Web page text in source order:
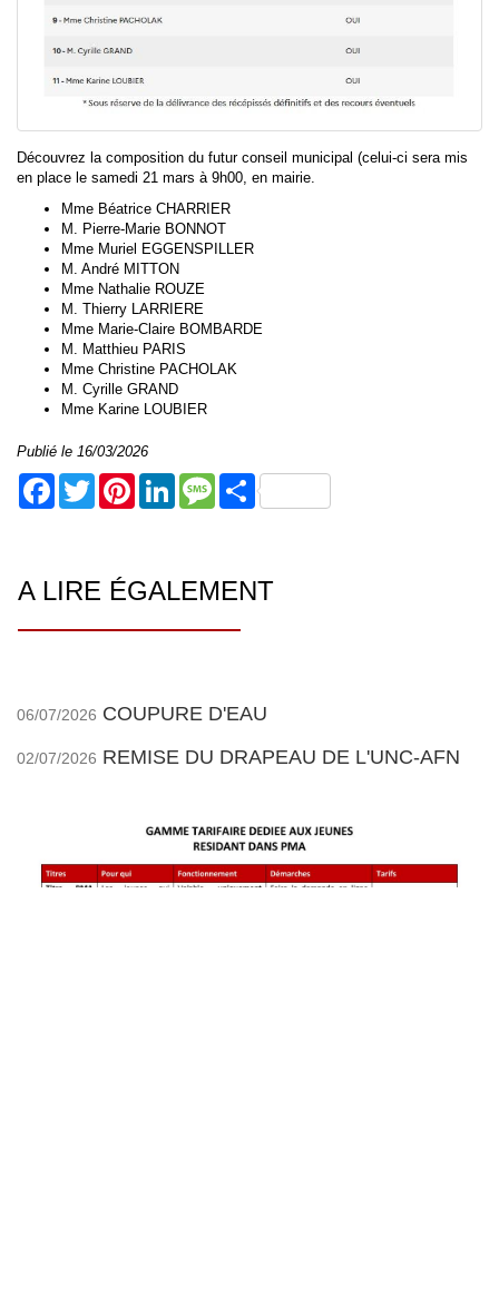
Découvrez la composition du futur conseil municipal (celui-ci sera mis
en place le samedi 21 mars à 9h00, en mairie.
Mme Béatrice CHARRIER
M. Pierre-Marie BONNOT
Mme Muriel EGGENSPILLER
M. André MITTON
Mme Nathalie ROUZE
M. Thierry LARRIERE
Mme Marie-Claire BOMBARDE
M. Matthieu PARIS
Mme Christine PACHOLAK
M. Cyrille GRAND
Mme Karine LOUBIER
Publié le 16/03/2026
FacebookTwitter PinterestLinkedInMessageShare
A LIRE ÉGALEMENT
06/07/2026 COUPURE D'EAU
02/07/2026 REMISE DU DRAPEAU DE L'UNC-AFN